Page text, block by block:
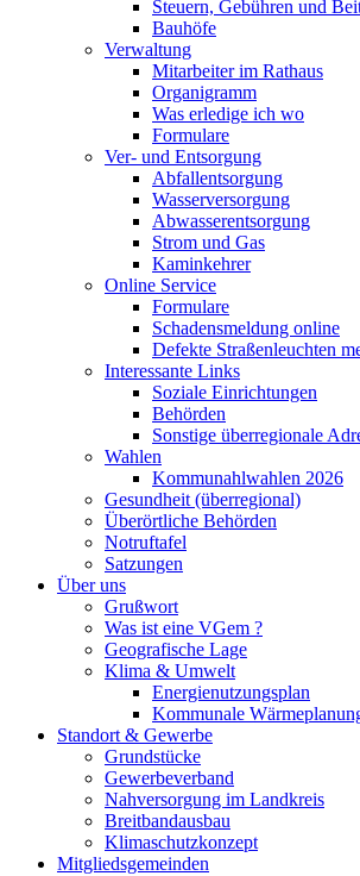
Steuern, Gebühren und
Bauhöfe
Verwaltung
Mitarbeiter im Rathaus
Organigramm
Was erledige ich wo
Formulare
Ver- und Entsorgung
Abfallentsorgung
Wasserversorgung
Abwasserentsorgung
Strom und Gas
Kaminkehrer
Online Service
Formulare
Schadensmeldung online
Defekte Straßenleuchten
Interessante Links
Soziale Einrichtungen
Behörden
Sonstige überregionale
Wahlen
Kommunahlwahlen 2026
Gesundheit (überregional)
Überörtliche Behörden
Notruftafel
Satzungen
Über uns
Grußwort
Was ist eine VGem ?
Geografische Lage
Klima & Umwelt
Energienutzungsplan
Kommunale
Standort & Gewerbe
Grundstücke
Gewerbeverband
Nahversorgung im Landkreis
Breitbandausbau
Klimaschutzkonzept
Mitgliedsgemeinden